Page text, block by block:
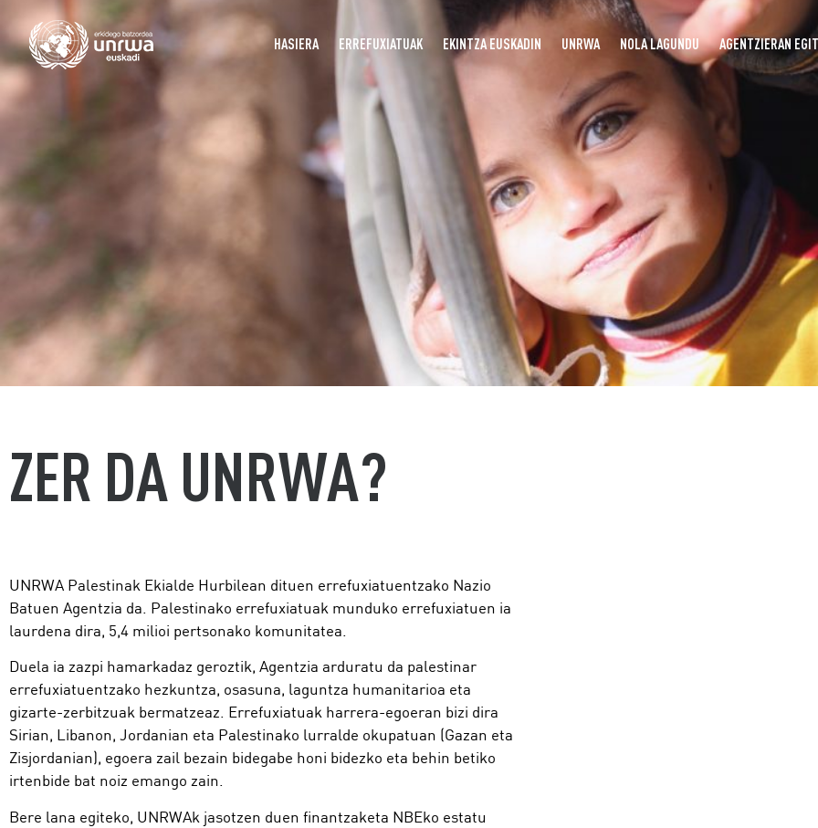
HASIERA ERREFUXIATUAK EKINTZA EUSKADIN UNRWA NOLA LAGUNDU AGENTZIERAN
ZER DA UNRWA?
UNRWA Palestinak Ekialde Hurbilean dituen errefuxiatuentzako Nazio
Batuen Agentzia da. Palestinako errefuxiatuak munduko errefuxiatuen ia
laurdena dira, 5,4 milioi pertsonako komunitatea.
Duela ia zazpi hamarkadaz geroztik, Agentzia arduratu da palestinar
errefuxiatuentzako hezkuntza, osasuna, laguntza humanitarioa eta
gizarte-zerbitzuak bermatzeaz. Errefuxiatuak harrera-egoeran bizi dira
Sirian, Libanon, Jordanian eta Palestinako lurralde okupatuan (Gazan eta
Zisjordanian), egoera zail bezain bidegabe honi bidezko eta behin betiko
irtenbide bat noiz emango zain.
Bere lana egiteko, UNRWAk jasotzen duen finantzaketa NBEko estatu